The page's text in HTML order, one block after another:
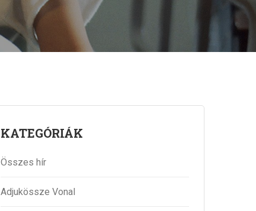
KATEGÓRIÁK
Összes hír
Adjukössze Vonal